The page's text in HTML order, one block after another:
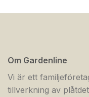
239 kr
Om Gardenline
Vi är ett
tillverkning av